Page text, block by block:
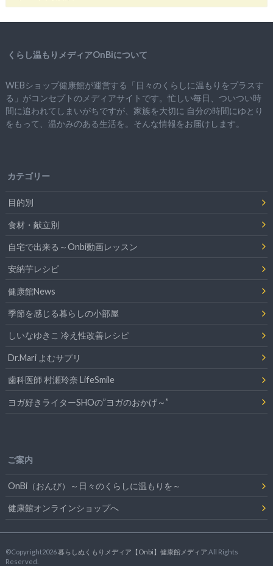
くらし温もりメディアOnBiについて
WEBショップ健康館が運営する「日々のくらしに温もりをプラスす
る」がコンセプトのメディアサイトです。忙しい毎日、ついつい時
間に追われてしまいがちですが、 家族を大切に 自分の時間にゆとり
をもって、 温かみのある生活を。そんな情報をお届けします。
カテゴリー
目的別
食材・献立別
自宅で出来る～Onbi動画レッスン
安納芋レシピ
健康館News
季節を感じる暮らしの小部屋
しいなゆきこ 冷え性改善レシピ
Dr.Mari よむサプリ
歯科医師 村瀬玲奈 LifeSmile
ヨガ好きライターSHOの”ヨガのおかげ～”
ご案内
OnBi（おんび）～日々のくらしに温もりを～
健康館オンラインショップへ
©Copyright2026暮らしぬくもりメディア【Onbi】健康館メディア .All Rights
Reserved.